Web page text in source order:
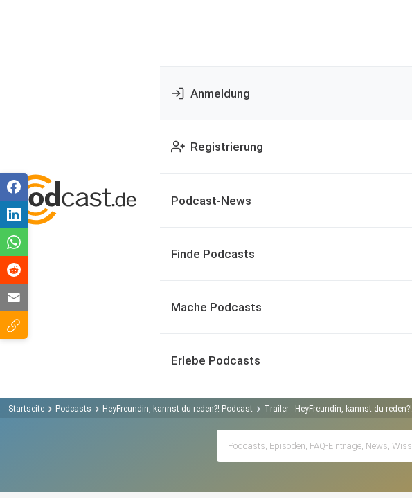
Anmeldung
Registrierung
Podcast-News
Finde Podcasts
Mache Podcasts
Erlebe Podcasts
Startseite Podcasts HeyFreundin, kannst du reden?! Podcast Trailer - HeyFreundin, kannst du reden?!